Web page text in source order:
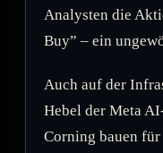
Analysten die
Buy” – ein
Auch auf der
Hebel der Meta
Corning bauen